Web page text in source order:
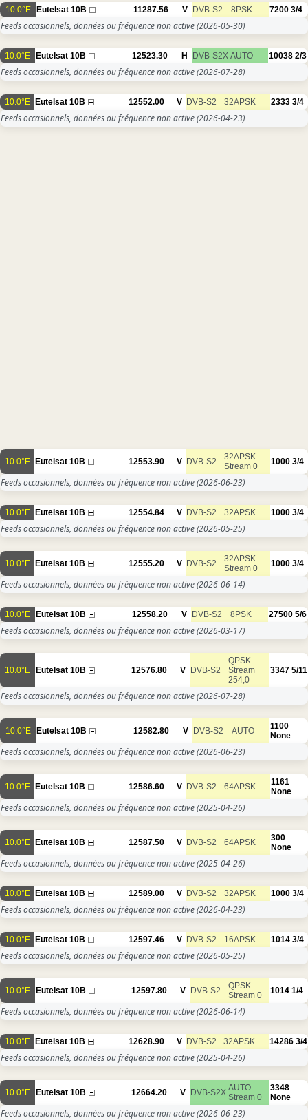
10.0°E Eutelsat 10B 11287.56 V DVB-S2 8PSK 7200 3/4
Feeds occasionnels, données ou fréquence non active(2026-05-30)
10.0°E Eutelsat 10B 12523.30 H DVB-S2X AUTO 10038 2/3
Feeds occasionnels, données ou fréquence non active(2026-07-28)
10.0°E Eutelsat 10B 12552.00 V DVB-S2 32APSK 2333 3/4
Feeds occasionnels, données ou fréquence non active(2026-04-23)
10.0°E Eutelsat 10B 12553.90 V DVB-S2
32APSK
Stream 0
1000 3/4
Feeds occasionnels, données ou fréquence non active(2026-06-23)
10.0°E Eutelsat 10B 12554.84 V DVB-S2 32APSK 1000 3/4
Feeds occasionnels, données ou fréquence non active(2026-05-25)
10.0°E Eutelsat 10B 12555.20 V DVB-S2
32APSK
Stream 0
1000 3/4
Feeds occasionnels, données ou fréquence non active(2026-06-14)
10.0°E Eutelsat 10B 12558.20 V DVB-S2 8PSK 27500 5/6
Feeds occasionnels, données ou fréquence non active(2026-03-17)
10.0°E Eutelsat 10B 12576.80 V DVB-S2
QPSK
Stream
254;0
3347 5/11
Feeds occasionnels, données ou fréquence non active(2026-07-28)
10.0°E Eutelsat 10B 12582.80 V DVB-S2 AUTO
1100
None
Feeds occasionnels, données ou fréquence non active(2026-06-23)
10.0°E Eutelsat 10B 12586.60 V DVB-S2 64APSK
1161
None
Feeds occasionnels, données ou fréquence non active(2025-04-26)
10.0°E Eutelsat 10B 12587.50 V DVB-S2 64APSK
300
None
Feeds occasionnels, données ou fréquence non active(2025-04-26)
10.0°E Eutelsat 10B 12589.00 V DVB-S2 32APSK 1000 3/4
Feeds occasionnels, données ou fréquence non active(2026-04-23)
10.0°E Eutelsat 10B 12597.46 V DVB-S2 16APSK 1014 3/4
Feeds occasionnels, données ou fréquence non active(2026-05-25)
10.0°E Eutelsat 10B 12597.80 V DVB-S2
QPSK
Stream 0
1014 1/4
Feeds occasionnels, données ou fréquence non active(2026-06-14)
10.0°E Eutelsat 10B 12628.90 V DVB-S2 32APSK 14286 3/4
Feeds occasionnels, données ou fréquence non active(2025-04-26)
10.0°E Eutelsat 10B 12664.20 V DVB-S2X AUTO
Stream 0
3348
None
Feeds occasionnels, données ou fréquence non active(2026-06-23)